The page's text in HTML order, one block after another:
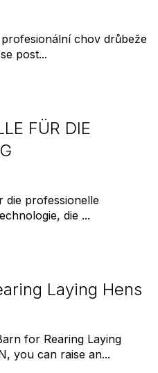
chov drůbeže
post...
FÜR DIE
die professionelle
die ...
Laying Hens
for Rearing Laying
you can raise an...